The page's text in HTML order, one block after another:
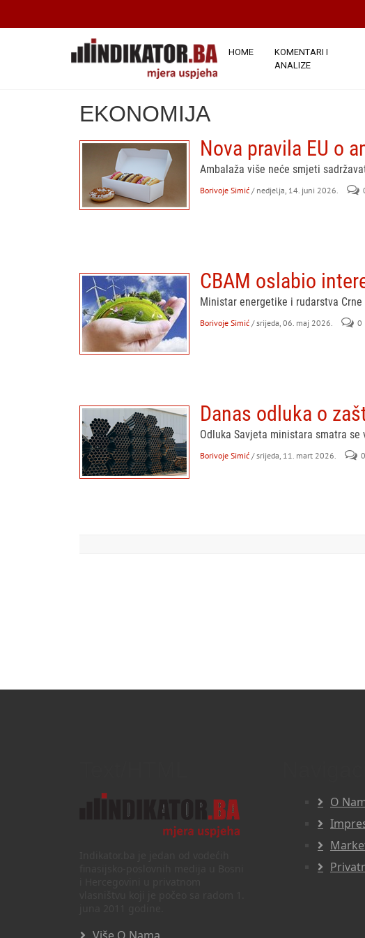
HOME
KOMENTARI I
ANALIZE
EKONOMIJA
Nova pravila EU o
Ambalaža više neće smjeti
Borivoje Simić / nedjelja, 14. juni 2026.
CBAM oslabio
Ministar energetike i rudarstva
Borivoje Simić / srijeda, 06. maj 2026. 0
Danas odluka o
Odluka Savjeta ministara smatra
Borivoje Simić / srijeda, 11. mart 2026. 0
O